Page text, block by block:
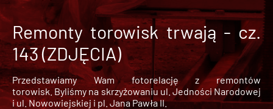
Remonty torowisk trwają - cz.
143 (ZDJĘCIA)
Przedstawiamy Wam fotorelację z remontów
torowisk. Byliśmy na skrzyżowaniu ul. Jedności Narodowej
i ul. Nowowiejskiej i pl. Jana Pawła II.